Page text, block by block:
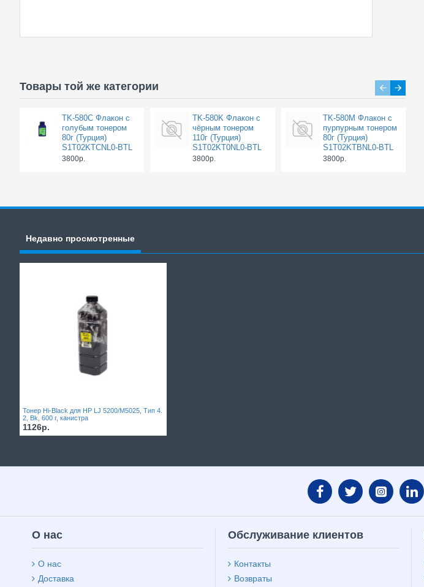
Товары той же категории
TK-580C Флакон с
голубым тонером
80г (Турция)
S1T02KTCNL0-BTL
3800р.
TK-580K Флакон с
чёрным тонером
110г (Турция)
S1T02KT0NL0-BTL
3800р.
TK-580M Флакон с
пурпурным тонером
80г (Турция)
S1T02KTBNL0-BTL
3800р.
Недавно просмотренные
Тонер Hi-Black для HP LJ 5200/M5025, Тип 4.
2, Bk, 600 г, канистра
1126р.
О нас
О нас
Доставка
Обслуживание клиентов
Контакты
Возвраты